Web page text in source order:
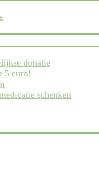
donatie
5 euro!
schenken